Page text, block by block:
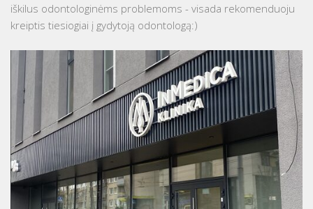
iškilus odontologinėms problemoms - visada rekomenduoju
kreiptis tiesiogiai į gydytoją odontologą:)